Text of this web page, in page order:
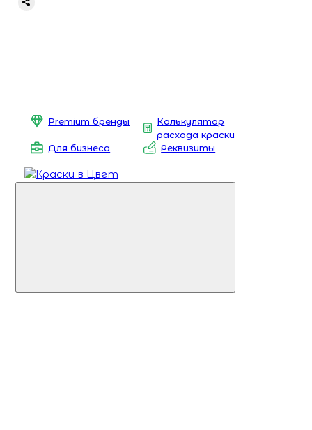
Premium бренды
Калькулятор
расхода краски
Для бизнеса
Реквизиты